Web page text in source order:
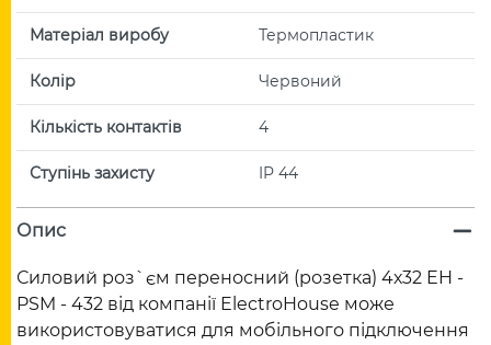
Матеріал виробу Термопластик
Колір Червоний
Кількість контактів 4
Ступінь захисту IP 44
Опис
Силовий роз`єм переносний (розетка) 4х32 EH -
PSM - 432 від компанії ElectroHouse може
використовуватися для мобільного підключення